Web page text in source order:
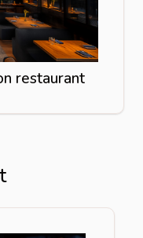
restaurant